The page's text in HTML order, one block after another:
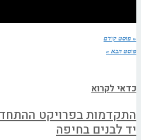
« פוסט קודם
פוסט הבא »
כדאי לקרוא
התקדמות בפרויקט
יד לבנים בחיפה